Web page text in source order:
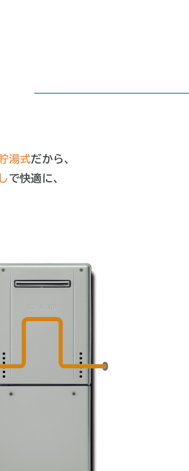
湯式だから、
で快適に、